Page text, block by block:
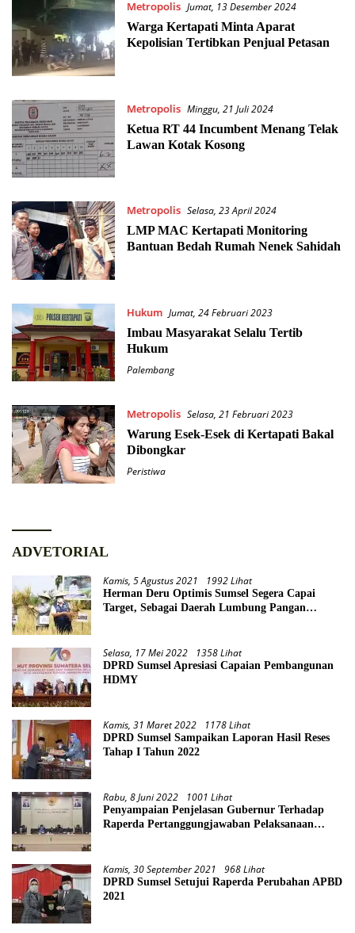
Metropolis Jumat, 13 Desember 2024
Warga Kertapati Minta Aparat
Kepolisian Tertibkan Penjual Petasan
Metropolis Minggu, 21 Juli 2024
Ketua RT 44 Incumbent Menang Telak
Lawan Kotak Kosong
Metropolis Selasa, 23 April 2024
LMP MAC Kertapati Monitoring
Bantuan Bedah Rumah Nenek Sahidah
Hukum Jumat, 24 Februari 2023
Imbau Masyarakat Selalu Tertib
Hukum
Palembang
Metropolis Selasa, 21 Februari 2023
Warung Esek-Esek di Kertapati Bakal
Dibongkar
Peristiwa
ADVETORIAL
Kamis, 5 Agustus 2021 1992 Lihat
Herman Deru Optimis Sumsel Segera Capai
Target, Sebagai Daerah Lumbung Pangan
Selasa, 17 Mei 2022 1358 Lihat
DPRD Sumsel Apresiasi Capaian Pembangunan
HDMY
Kamis, 31 Maret 2022 1178 Lihat
DPRD Sumsel Sampaikan Laporan Hasil Reses
Tahap I Tahun 2022
Rabu, 8 Juni 2022 1001 Lihat
Penyampaian Penjelasan Gubernur Terhadap
Raperda Pertanggungjawaban Pelaksanaan
Kamis, 30 September 2021 968 Lihat
DPRD Sumsel Setujui Raperda Perubahan APBD
2021